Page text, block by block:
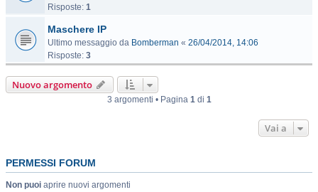
Risposte: 1
Maschere IP
Ultimo messaggio da Bomberman « 26/04/2014, 14:06
Risposte: 3
Nuovo argomento
3 argomenti • Pagina 1di 1
Vai a
PERMESSI FORUM
Non puoi aprire nuovi argomenti